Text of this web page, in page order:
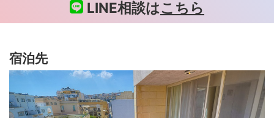
LINE相談はこちら
宿泊先